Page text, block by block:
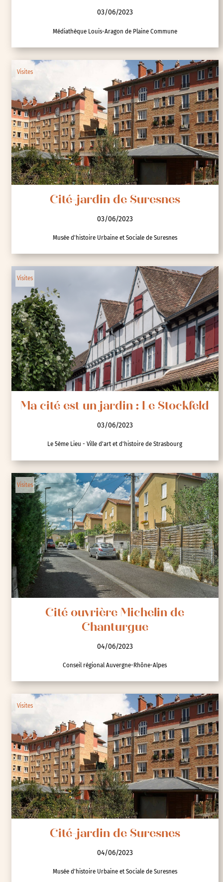
Contes dans la cité-jardin de Stains
03/06/2023
Médiathèque Louis-Aragon de Plaine Commune
Visites
Cité-jardin de Suresnes
03/06/2023
Musée d'histoire Urbaine et Sociale de Suresnes
Visites
Ma cité est un jardin : Le Stockfeld
03/06/2023
Le 5ème Lieu - Ville d'art et d'histoire de Strasbourg
Visites
Cité ouvrière Michelin de
Chanturgue
04/06/2023
Conseil régional Auvergne-Rhône-Alpes
Visites